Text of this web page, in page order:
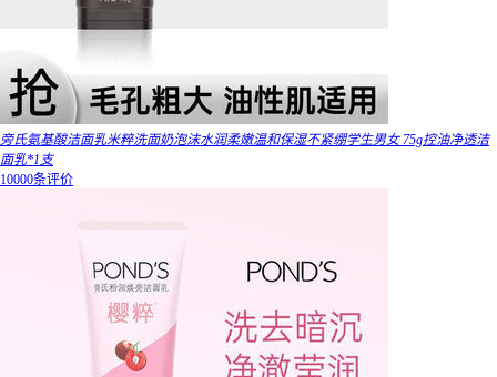
旁氏氨基酸洁面乳米粹洗面奶泡沫水润柔嫩温和保湿不紧绷学生男女 75g控油净透洁
面乳*1支
10000条评价